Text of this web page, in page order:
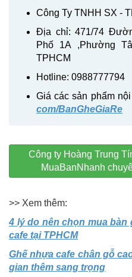
Công Ty TNHH SX -
Địa chỉ: 471/74
Phố 1A ,Phường
TPHCM
Hotline: 0988777794
Giá các sản phẩm nội
com/BanGheGiaRe
Công ty Hoàng Trung
MuaBanNhanh
>> Xem thêm:
4 lý do nên chọn mua bàn
cafe tại TPHCM
Ghế nhựa cafe chân gỗ
gian thêm sang trọng